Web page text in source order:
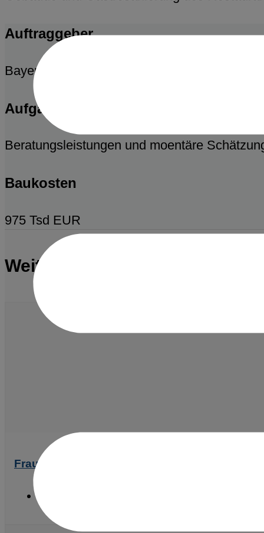
Auftraggeber
Bayerische Hausbau Immobilien GmbH & Co.
Aufgabenstellung
Beratungsleistungen und moentäre
Baukosten
975 Tsd EUR
Weitere Referenzen
Fraunhofer Institut für Kognitive Systeme IKS,